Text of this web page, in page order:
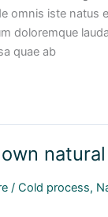
omnis iste natus
doloremque
quae ab
/Cold process,